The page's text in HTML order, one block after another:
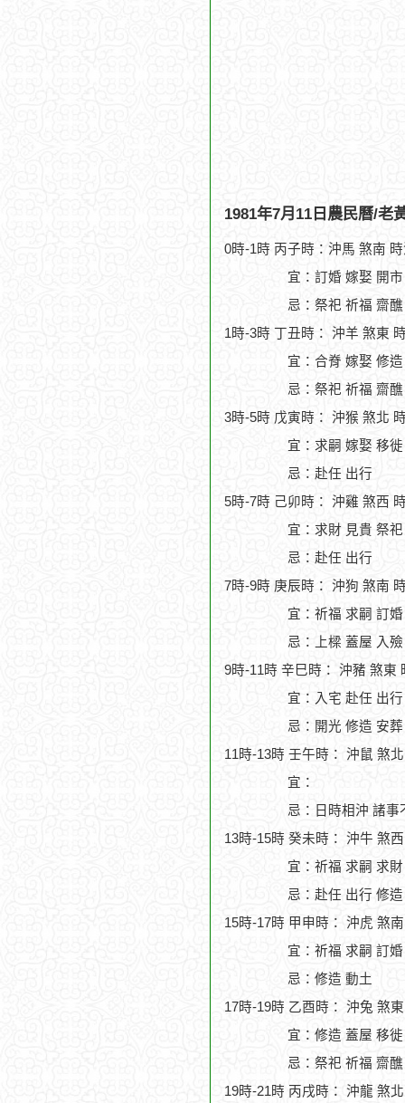
1981年7月11日農民曆/老
0時-1時 丙子時：沖馬 煞南
宜：訂婚 嫁娶 開
忌：祭祀 祈福 齋
1時-3時 丁丑時： 沖羊 煞東
宜：合脊 嫁娶 修
忌：祭祀 祈福 齋
3時-5時 戊寅時： 沖猴 煞北
宜：求嗣 嫁娶 移
忌：赴任 出行
5時-7時 己卯時： 沖雞 煞西
宜：求財 見貴 祭
忌：赴任 出行
7時-9時 庚辰時： 沖狗 煞南
宜：祈福 求嗣 訂
忌：上樑 蓋屋 入殮
9時-11時 辛巳時： 沖豬 煞東
宜：入宅 赴任 出
忌：開光 修造 安葬
11時-13時 壬午時： 沖鼠 煞
宜：
忌：日時相沖 諸事
13時-15時 癸未時： 沖牛 煞
宜：祈福 求嗣 求
忌：赴任 出行 修造
15時-17時 甲申時： 沖虎 煞
宜：祈福 求嗣 訂
忌：修造 動土
17時-19時 乙酉時： 沖兔 煞
宜：修造 蓋屋 移
忌：祭祀 祈福 齋
19時-21時 丙戌時： 沖龍 煞